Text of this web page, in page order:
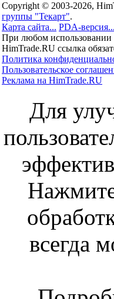
Copyright © 2003-2026,
группы "Текарт".
Карта сайта... PDA-версия...
При любом использовании
HimTrade.RU ссылка
Политика
Пользовательское
Реклама на HimTrade.RU
Для
всегда